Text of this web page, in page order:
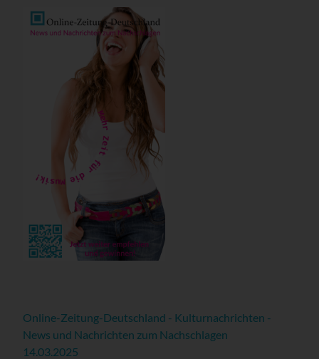
Online-Zeitung-Deutschland - Kulturnachrichten -
News und Nachrichten zum Nachschlagen
14.03.2025